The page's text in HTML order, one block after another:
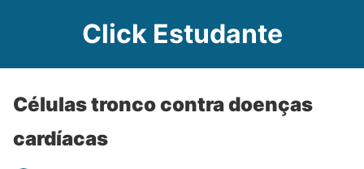
Click Estudante
Células tronco contra doenças
cardíacas